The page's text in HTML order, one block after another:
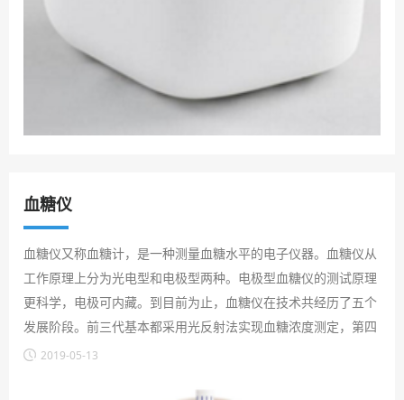
血糖仪
血糖仪又称血糖计，是一种测量血糖水平的电子仪器。血糖仪从
工作原理上分为光电型和电极型两种。电极型血糖仪的测试原理
更科学，电极可内藏。到目前为止，血糖仪在技术共经历了五个
发展阶段。前三代基本都采用光反射法实现血糖浓度测定，第四
和第五代主要依靠电化学法。目前国内主流血糖仪采用的是电化
2019-05-13